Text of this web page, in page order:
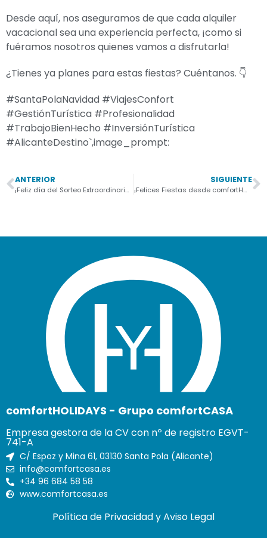
Desde aquí, nos aseguramos de que cada alquiler
vacacional sea una experiencia perfecta, ¡como si
fuéramos nosotros quienes vamos a disfrutarla!
¿Tienes ya planes para estas fiestas? Cuéntanos. 👇
#SantaPolaNavidad #ViajesConfort
#GestiónTurística #Profesionalidad
#TrabajoBienHecho #InversiónTurística
#AlicanteDestino`,image_prompt:
ANTERIOR
¡Feliz día del Sorteo Extraordinario de Lotería de Navidad! 🎄🎁
SIGUIENTE
¡Felices Fiestas desde comfortHOLIDAYS! 🎄✨
comfortHOLIDAYS - Grupo comfortCASA
Empresa gestora de la CV con nº de registro EGVT-
741-A
C/ Espoz y Mina 61, 03130 Santa Pola (Alicante)
info@comfortcasa.es
+34 96 684 58 58
www.comfortcasa.es
Política de Privacidad y Aviso Legal